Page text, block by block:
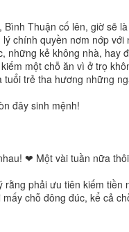
Thuận cố lên, giờ sẽ
chính quyền nơm nớp
những kẻ không nhà, hay
một chỗ ăn vì ở trọ
trẻ tha hương những
đây sinh mệnh!
❤ Một vài tuần nữa
phải ưu tiên kiếm
chỗ đông đúc, kể cả